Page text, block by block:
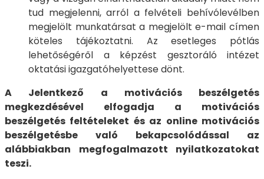
tud megjelenni, arról a felvételi behívólevélben
megjelölt munkatársat a megjelölt e-mail címen
köteles tájékoztatni. Az esetleges pótlás
lehetőségéről a képzést gesztoráló intézet
oktatási igazgatóhelyettese dönt.
A Jelentkező a motivációs beszélgetés
megkezdésével elfogadja a motivációs
beszélgetés feltételeket és az online motivációs
beszélgetésbe való bekapcsolódással az
alábbiakban megfogalmazott nyilatkozatokat
teszi.